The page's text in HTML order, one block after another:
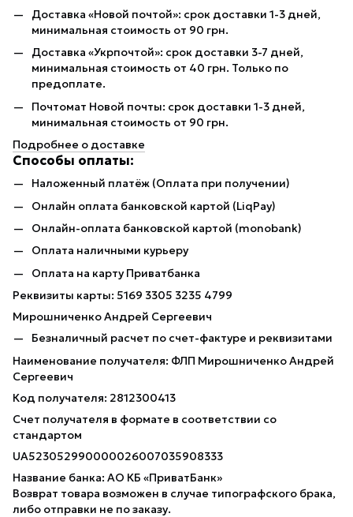
Доставка «Новой почтой»: срок доставки 1-3 дней,
минимальная стоимость от 90 грн.
Доставка «Укрпочтой»: срок доставки 3-7 дней,
минимальная стоимость от 40 грн. Только по
предоплате.
Почтомат Новой почты: срок доставки 1-3 дней,
минимальная стоимость от 90 грн.
Подробнее о доставке
Способы оплаты:
Наложенный платёж (Оплата при получении)
Онлайн оплата банковской картой (LiqPay)
Онлайн-оплата банковской картой (monobank)
Оплата наличными курьеру
Оплата на карту Приватбанка
Реквизиты карты: 5169 3305 3235 4799
Мирошниченко Андрей Сергеевич
Безналичный расчет по счет-фактуре и реквизитами
Наименование получателя: ФЛП Мирошниченко Андрей
Сергеевич
Код получателя: 2812300413
Счет получателя в формате в соответствии со
стандартом
UA523052990000026007035908333
Название банка: АО КБ «ПриватБанк»
Возврат товара возможен в случае типографского брака,
либо отправки не по заказу.